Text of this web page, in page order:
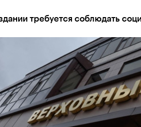
требуется соблюдать